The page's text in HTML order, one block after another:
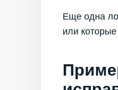
Еще одна
или